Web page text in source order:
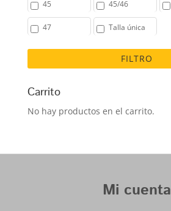
45 45/46
47 Talla única
FILTRO
Carrito
No hay productos en el carrito.
Mi cuenta